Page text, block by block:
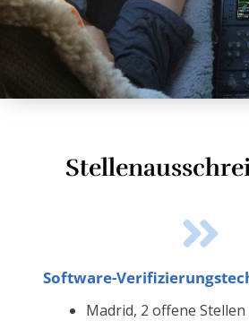
Software-
Madrid, 2 offene Stellen